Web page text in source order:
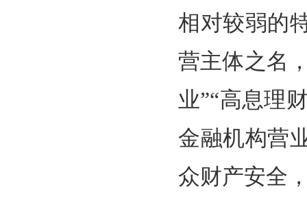
相对较弱的
营主体之名
业”“高息理
金融机构营
众财产安全